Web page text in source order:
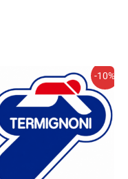
-10%
precio
original
era:
3.256,10€.
El
precio
actual
es: